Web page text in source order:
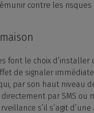
contre les risques
font le choix
de signaler
par son haut niveau
par SMS
s’il s’agit